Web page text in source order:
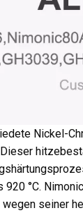
Nickel-
°C.
seiner